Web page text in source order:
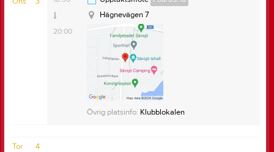
20:00
Hägnevägen 7
Övrig platsinfo: Klubblokalen
4
Tor